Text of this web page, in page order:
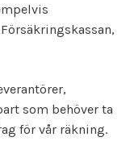
som behöver ta
för vår räkning.